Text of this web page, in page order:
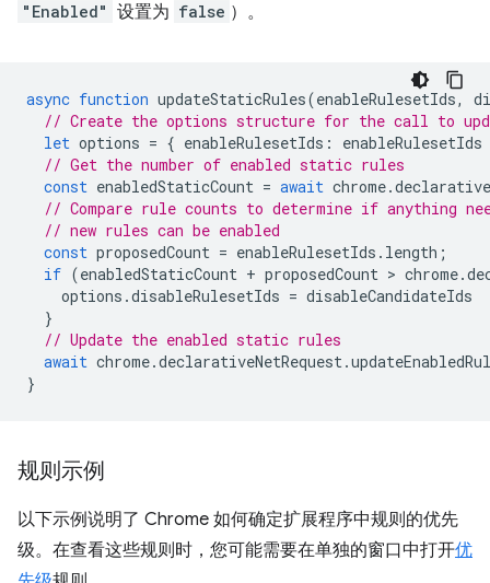
"Enabled" 设置为 false ）。
async function updateStaticRules(enableRulesetIds,
// Create the options structure for the call to
let options = { enableRulesetIds :
enableRulesetIds
// Get the number of enabled static rules
const enabledStaticCount = await chrome.
// Compare rule counts to determine if anything
// new rules can be enabled
const proposedCount = enableRulesetIds . length ;
if (enabledStaticCount + proposedCount > chrome.
options .disableRulesetIds = disableCandidateIds
}
// Update the enabled static rules
await chrome.declarativeNetRequest.
}
规则示例
以下示例说明了 Chrome 如何确定扩展程序中规则的优先
级。在查看这些规则时，您可能需要在单独的窗口中打开优